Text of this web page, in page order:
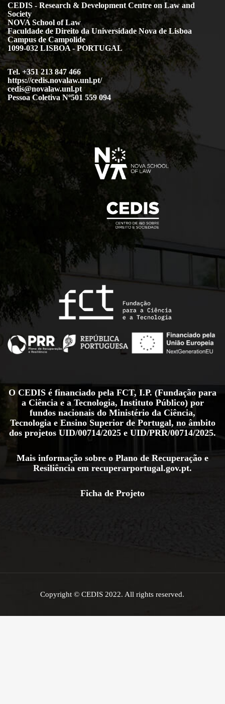
CEDIS - Research & Development Centre on Law and
Society
NOVA School of Law
Faculdade de Direito da Universidade Nova de Lisboa
Campus de Campolide
1099-032 LISBOA - PORTUGAL
Tel. +351 213 847 466
https://cedis.novalaw.unl.pt/
cedis@novalaw.unl.pt
Pessoa Coletiva Nº501 559 094
O CEDIS é financiado pela FCT, I.P. (Fundação para
a Ciência e a Tecnologia, Instituto Público) por
fundos nacionais do Ministério da Ciência,
Tecnologia e Ensino Superior de Portugal, no âmbito
dos projetos UID/00714/2025 e UID/PRR/00714/2025.
Mais informação sobre o Plano de Recuperação e
Resiliência em recuperarportugal.gov.pt.
Ficha de Projeto
Copyright © CEDIS 2022. All rights reserved.